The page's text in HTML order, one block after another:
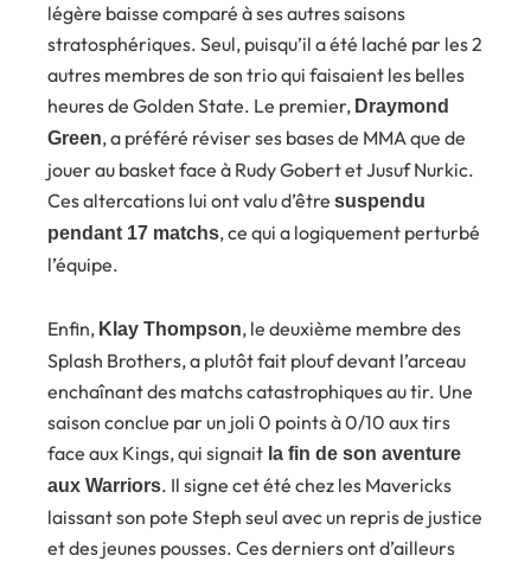
légère baisse comparé à ses autres saisons
stratosphériques. Seul, puisqu’il a été laché par les 2
autres membres de son trio qui faisaient les belles
heures de Golden State. Le premier, Draymond
Green, a préféré réviser ses bases de MMA que de
jouer au basket face à Rudy Gobert et Jusuf Nurkic.
Ces altercations lui ont valu d’être suspendu
pendant 17 matchs, ce qui a logiquement perturbé
l’équipe.
Enfin, Klay Thompson, le deuxième membre des
Splash Brothers, a plutôt fait plouf devant l’arceau
enchaînant des matchs catastrophiques au tir. Une
saison conclue par un joli 0 points à 0/10 aux tirs
face aux Kings, qui signait la fin de son aventure
aux Warriors. Il signe cet été chez les Mavericks
laissant son pote Steph seul avec un repris de justice
et des jeunes pousses. Ces derniers ont d’ailleurs